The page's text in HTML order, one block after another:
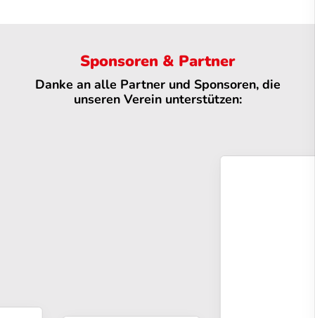
Sponsoren & Partner
Danke an alle Partner und Sponsoren, die
unseren Verein unterstützen: